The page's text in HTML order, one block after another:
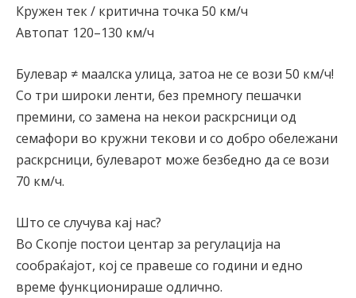
Кружен тек / критична точка 50 км/ч
Автопат 120–130 км/ч
Булевар ≠ маалска улица, затоа не се вози 50 км/ч!
Со три широки ленти, без премногу пешачки
премини, со замена на некои раскрсници од
семафори во кружни текови и со добро обележани
раскрсници, булеварот може безбедно да се вози
70 км/ч.
Што се случува кај нас?
Во Скопје постои центар за регулација на
сообраќајот, кој се правеше со години и едно
време функционираше одлично.